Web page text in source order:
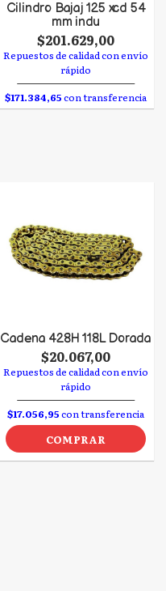
Cilindro Bajaj 125 xcd 54
mm indu
$201.629,00
Repuestos de calidad con envío
rápido
$171.384,65con transferencia
Cadena 428H 118L Dorada
$20.067,00
Repuestos de calidad con envío
rápido
$17.056,95con transferencia
COMPRAR